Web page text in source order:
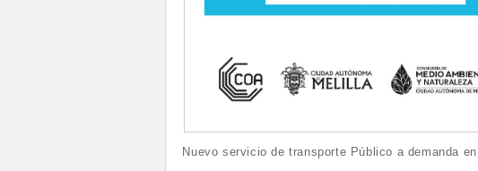
Nuevo servicio de transporte Público a demanda en